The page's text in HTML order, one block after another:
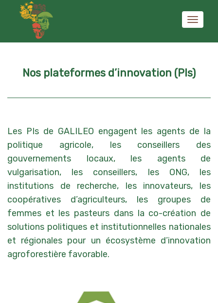
Nos plateformes d’innovation (PIs)
Les PIs de GALILEO engagent les agents de la
politique agricole, les conseillers des
gouvernements locaux, les agents de
vulgarisation, les conseillers, les ONG, les
institutions de recherche, les innovateurs, les
coopératives d’agriculteurs, les groupes de
femmes et les pasteurs dans la co-création de
solutions politiques et institutionnelles nationales
et régionales pour un écosystème d’innovation
agroforestière favorable.